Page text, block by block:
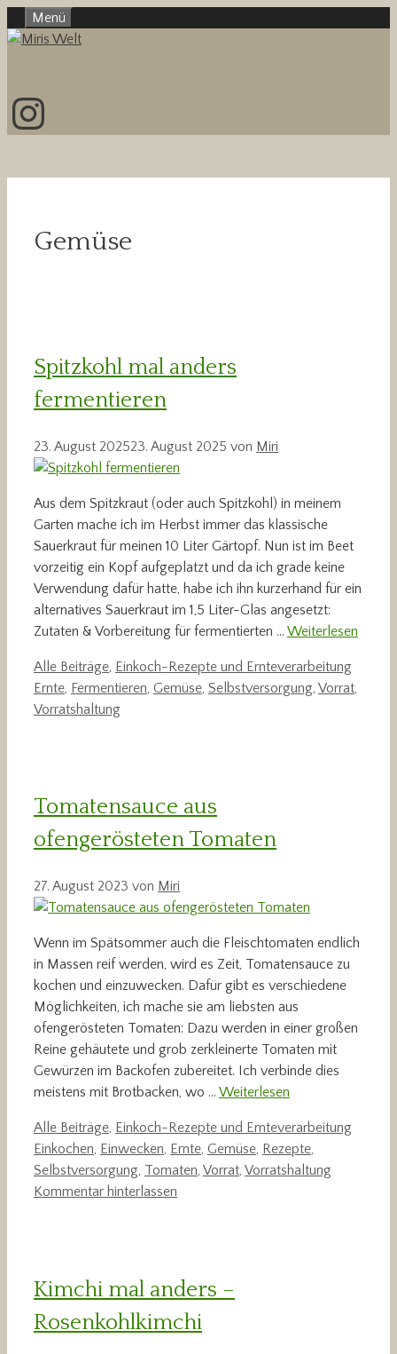
Inhalt
Menü
Instagram
Gemüse
Spitzkohl mal anders
fermentieren
23. August 202523. August 2025 von Miri
Aus dem Spitzkraut (oder auch Spitzkohl) in meinem
Garten mache ich im Herbst immer das klassische
Sauerkraut für meinen 10 Liter Gärtopf. Nun ist im Beet
vorzeitig ein Kopf aufgeplatzt und da ich grade keine
Verwendung dafür hatte, habe ich ihn kurzerhand für ein
alternatives Sauerkraut im 1,5 Liter-Glas angesetzt:
Zutaten & Vorbereitung für fermentierten … Weiterlesen
Kategorien
Alle Beiträge, Einkoch-Rezepte und Ernteverarbeitung
Ernte, Fermentieren, Gemüse, Selbstversorgung, Vorrat,
Vorratshaltung
Tomatensauce aus
ofengerösteten Tomaten
27. August 2023 von Miri
Wenn im Spätsommer auch die Fleischtomaten endlich
in Massen reif werden, wird es Zeit, Tomatensauce zu
kochen und einzuwecken. Dafür gibt es verschiedene
Möglichkeiten, ich mache sie am liebsten aus
ofengerösteten Tomaten: Dazu werden in einer großen
Reine gehäutete und grob zerkleinerte Tomaten mit
Gewürzen im Backofen zubereitet. Ich verbinde dies
meistens mit Brotbacken, wo … Weiterlesen
Kategorien
Alle Beiträge, Einkoch-Rezepte und Ernteverarbeitung
Einkochen, Einwecken, Ernte, Gemüse, Rezepte,
Selbstversorgung, Tomaten, Vorrat, Vorratshaltung
Kommentar hinterlassen
Kimchi mal anders –
Rosenkohlkimchi